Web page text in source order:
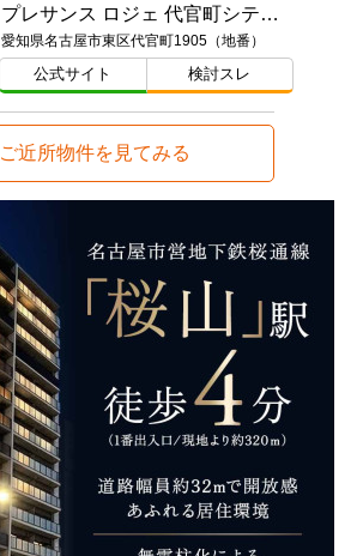
プレサンス ロジェ 代官町シティフォート
愛知県名古屋市東区代官町1905（地番）
公式サイト 検討スレ
ご近所物件を見てみる